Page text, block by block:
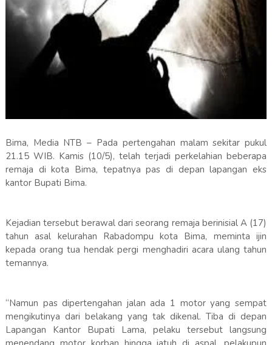
Bima, Media NTB – Pada pertengahan malam sekitar pukul
21.15 WIB. Kamis (10/5), telah terjadi perkelahian beberapa
remaja di kota Bima, tepatnya pas di depan lapangan eks
kantor Bupati Bima.
Kejadian tersebut berawal dari seorang remaja berinisial A (17)
tahun asal kelurahan Rabadompu kota Bima, meminta ijin
kepada orang tua hendak pergi menghadiri acara ulang tahun
temannya.
“Namun pas dipertengahan jalan ada 1 motor yang sempat
mengikutinya dari belakang yang tak dikenal. Tiba di depan
Lapangan Kantor Bupati Lama, pelaku tersebut langsung